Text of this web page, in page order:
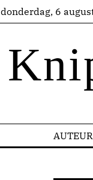
donderdag, 6